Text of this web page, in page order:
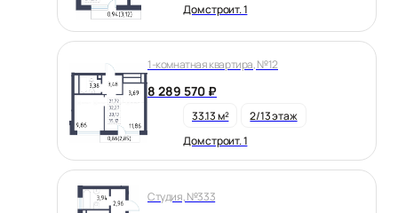
Дом строит. 1
1-комнатная квартира, №12
8 289 570 ₽
33.13 м²
2/13 этаж
Дом строит. 1
Студия, №333